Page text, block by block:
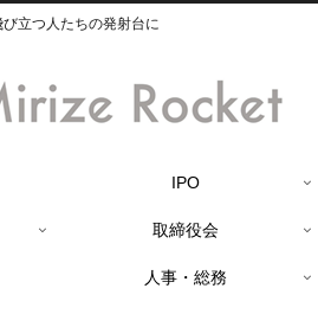
立つ人たちの発射台に
IPO
取締役会
人事・総務